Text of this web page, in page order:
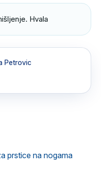
Hvala
Petrovic
prstice na nogama